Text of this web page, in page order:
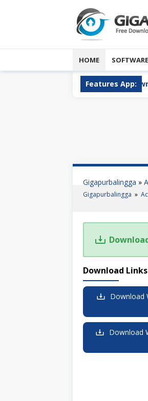
HOME SOFTWARE
Features App:
Transfer 1.1.0 Full Version Download
Gigapurbalingga »
Gigapurbalingga »
Download Links
Download
Download